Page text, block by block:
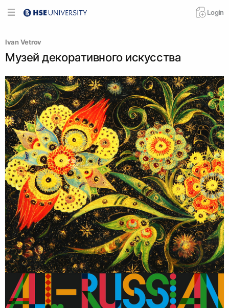
Login
Ivan Vetrov
Музей декоративного искусства